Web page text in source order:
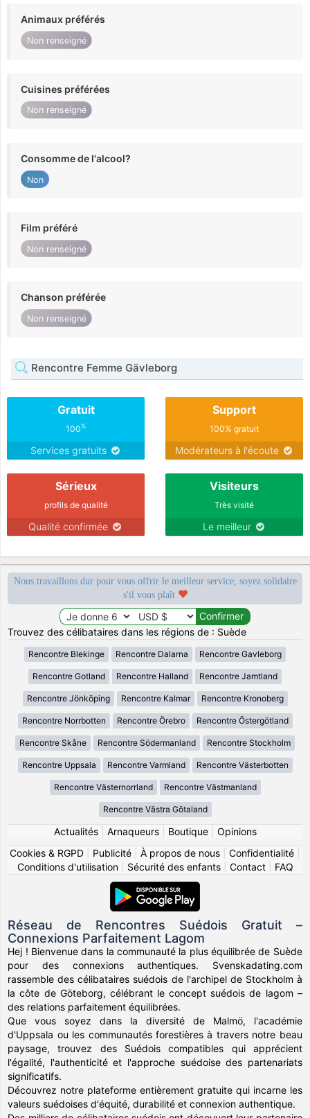
Animaux préférés
Non renseigné
Cuisines préférées
Non renseigné
Consomme de l'alcool?
Non
Film préféré
Non renseigné
Chanson préférée
Non renseigné
Rencontre Femme Gävleborg
Gratuit
100%
Services gratuits
Support
100% gratuit
Modérateurs à l'écoute
Sérieux
profils de qualité
Qualité confirmée
Visiteurs
Très visité
Le meilleur
Nous travaillons dur pour vous offrir le meilleur service, soyez solidaire
s'il vous plaît
Trouvez des célibataires dans les régions de : Suède
Rencontre Blekinge Rencontre Dalarna Rencontre Gavleborg
Rencontre Gotland Rencontre Halland Rencontre Jamtland
Rencontre Jönköping Rencontre Kalmar Rencontre Kronoberg
Rencontre Norrbotten Rencontre Örebro Rencontre Östergötland
Rencontre Skåne Rencontre Södermanland Rencontre Stockholm
Rencontre Uppsala Rencontre Varmland Rencontre Västerbotten
Rencontre Västernorrland Rencontre Västmanland
Rencontre Västra Götaland
Actualités| Arnaqueurs| Boutique| Opinions
Cookies & RGPD
Publicité À propos de nous Confidentialité
Conditions d'utilisation| Sécurité des enfants| Contact| FAQ
Réseau de Rencontres Suédois Gratuit –
Connexions Parfaitement Lagom
Hej ! Bienvenue dans la communauté la plus équilibrée de Suède
pour des connexions authentiques. Svenskadating.com
rassemble des célibataires suédois de l'archipel de Stockholm à
la côte de Göteborg, célébrant le concept suédois de lagom –
des relations parfaitement équilibrées.
Que vous soyez dans la diversité de Malmö, l'académie
d'Uppsala ou les communautés forestières à travers notre beau
paysage, trouvez des Suédois compatibles qui apprécient
l'égalité, l'authenticité et l'approche suédoise des partenariats
significatifs.
Découvrez notre plateforme entièrement gratuite qui incarne les
valeurs suédoises d'équité, durabilité et connexion authentique.